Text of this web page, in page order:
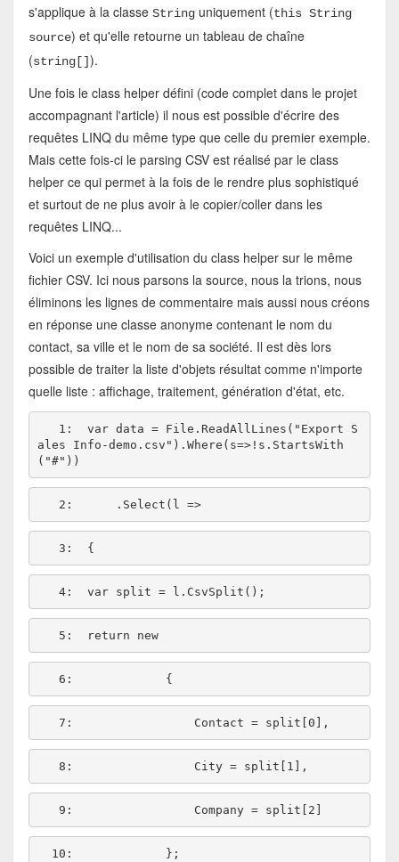
s'applique à la classe Stringuniquement (this String
source) et qu'elle retourne un tableau de chaîne
(string[]).
Une fois le class helper défini (code complet dans le projet
accompagnant l'article) il nous est possible d'écrire des
requêtes LINQ du même type que celle du premier exemple.
Mais cette fois-ci le parsing CSV est réalisé par le class
helper ce qui permet à la fois de le rendre plus sophistiqué
et surtout de ne plus avoir à le copier/coller dans les
requêtes LINQ...
Voici un exemple d'utilisation du class helper sur le même
fichier CSV. Ici nous parsons la source, nous la trions, nous
éliminons les lignes de commentaire mais aussi nous créons
en réponse une classe anonyme contenant le nom du
contact, sa ville et le nom de sa société. Il est dès lors
possible de traiter la liste d'objets résultat comme n'importe
quelle liste : affichage, traitement, génération d'état, etc.
   1:
var data = File.ReadAllLines( "Export S
ales Info-demo.csv" ).Where(s=>!s.StartsWith
( "#"
   2:
   3:
   4:
   5:
return new
   6:
   7:
   8:
   9:
  10: